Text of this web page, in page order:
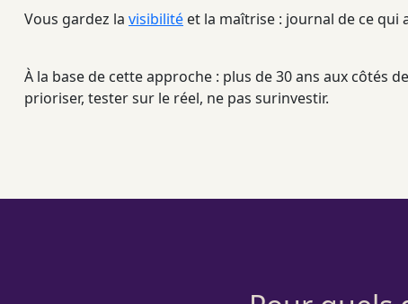
Vous gardez la visibilité et la maîtrise : journal de ce qui
À la base de cette approche : plus de 30 ans aux côtés
prioriser, tester sur le réel, ne pas surinvestir.